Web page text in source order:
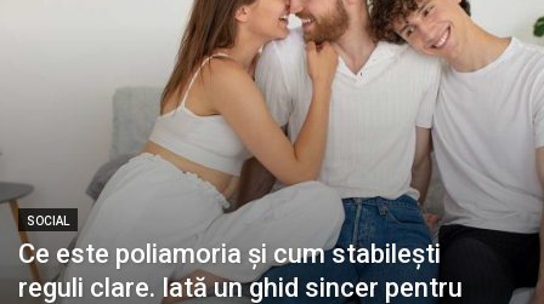
SOCIAL
Ce este poliamoria și cum stabilești
reguli clare. Iată un ghid sincer pentru